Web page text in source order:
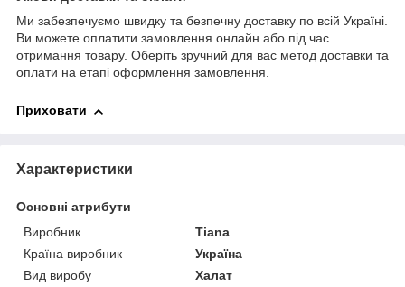
Ми забезпечуємо швидку та безпечну доставку по всій Україні.
Ви можете оплатити замовлення онлайн або під час
отримання товару. Оберіть зручний для вас метод доставки та
оплати на етапі оформлення замовлення.
Приховати
Характеристики
Основні атрибути
Виробник
Tiana
Країна виробник
Україна
Вид виробу
Халат